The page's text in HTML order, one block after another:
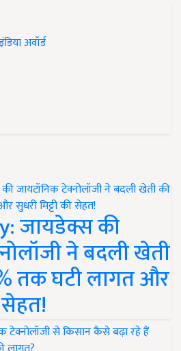
अवॉर्ड
जायडेक्स की
ने बदली खेती
तक घटी लागत और
सेहत!